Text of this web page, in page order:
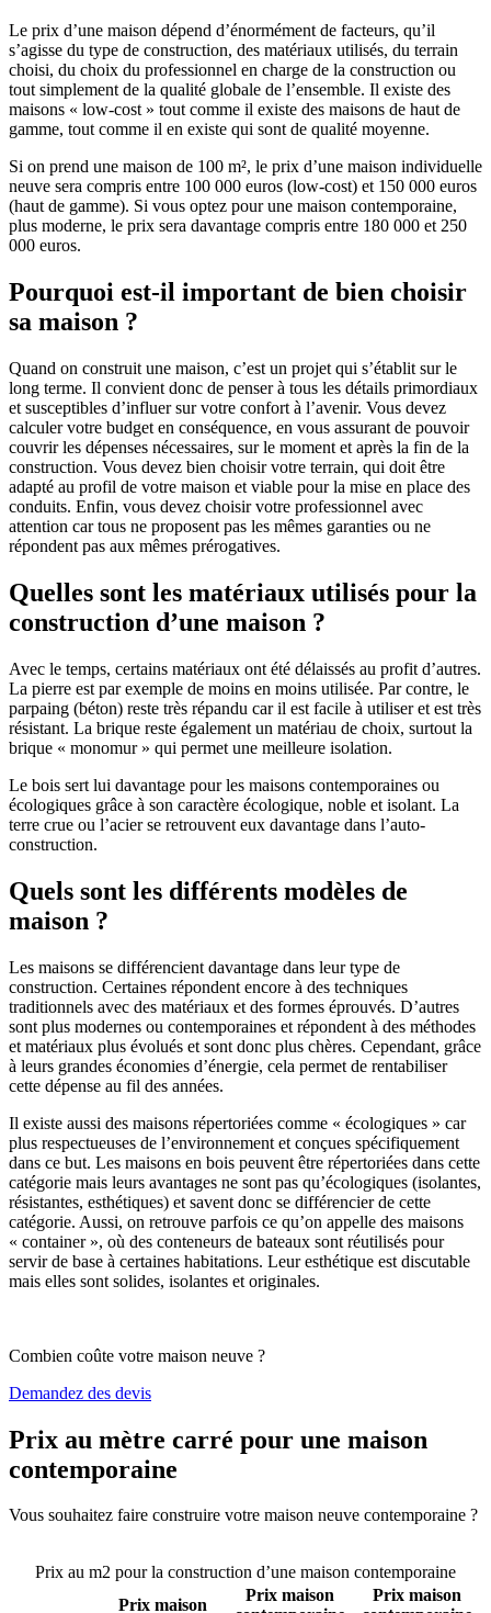
Le prix d’une maison dépend d’énormément de facteurs, qu’il
s’agisse du type de construction, des matériaux utilisés, du terrain
choisi, du choix du professionnel en charge de la construction ou
tout simplement de la qualité globale de l’ensemble. Il existe des
maisons « low-cost » tout comme il existe des maisons de haut de
gamme, tout comme il en existe qui sont de qualité moyenne.
Si on prend une maison de 100 m², le prix d’une maison individuelle
neuve sera compris entre 100 000 euros (low-cost) et 150 000 euros
(haut de gamme). Si vous optez pour une maison contemporaine,
plus moderne, le prix sera davantage compris entre 180 000 et 250
000 euros.
Pourquoi est-il important de bien choisir
sa maison ?
Quand on construit une maison, c’est un projet qui s’établit sur le
long terme. Il convient donc de penser à tous les détails primordiaux
et susceptibles d’influer sur votre confort à l’avenir. Vous devez
calculer votre budget en conséquence, en vous assurant de pouvoir
couvrir les dépenses nécessaires, sur le moment et après la fin de la
construction. Vous devez bien choisir votre terrain, qui doit être
adapté au profil de votre maison et viable pour la mise en place des
conduits. Enfin, vous devez choisir votre professionnel avec
attention car tous ne proposent pas les mêmes garanties ou ne
répondent pas aux mêmes prérogatives.
Quelles sont les matériaux utilisés pour la
construction d’une maison ?
Avec le temps, certains matériaux ont été délaissés au profit d’autres.
La pierre est par exemple de moins en moins utilisée. Par contre, le
parpaing (béton) reste très répandu car il est facile à utiliser et est très
résistant. La brique reste également un matériau de choix, surtout la
brique « monomur » qui permet une meilleure isolation.
Le bois sert lui davantage pour les maisons contemporaines ou
écologiques grâce à son caractère écologique, noble et isolant. La
terre crue ou l’acier se retrouvent eux davantage dans l’auto-
construction.
Quels sont les différents modèles de
maison ?
Les maisons se différencient davantage dans leur type de
construction. Certaines répondent encore à des techniques
traditionnels avec des matériaux et des formes éprouvés. D’autres
sont plus modernes ou contemporaines et répondent à des méthodes
et matériaux plus évolués et sont donc plus chères. Cependant, grâce
à leurs grandes économies d’énergie, cela permet de rentabiliser
cette dépense au fil des années.
Il existe aussi des maisons répertoriées comme « écologiques » car
plus respectueuses de l’environnement et conçues spécifiquement
dans ce but. Les maisons en bois peuvent être répertoriées dans cette
catégorie mais leurs avantages ne sont pas qu’écologiques (isolantes,
résistantes, esthétiques) et savent donc se différencier de cette
catégorie. Aussi, on retrouve parfois ce qu’on appelle des maisons
« container », où des conteneurs de bateaux sont réutilisés pour
servir de base à certaines habitations. Leur esthétique est discutable
mais elles sont solides, isolantes et originales.
Combien coûte votre maison neuve ?
Demandez des devis
Prix au mètre carré pour une maison
contemporaine
Vous souhaitez faire construire votre maison neuve contemporaine ?
Prix au m2 pour la construction d’une maison contemporaine
Prix maison
Prix maison
Prix maison